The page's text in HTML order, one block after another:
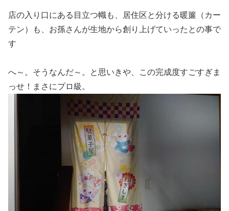
店の入り口にある目立つ幟も、居住区と分ける暖簾（カー
テン）も、お孫さんが生地から創り上げていったとの事で
す
へ～。そうなんだ～。と思いきや、この完成度すごすぎま
っせ！まさにプロ級。